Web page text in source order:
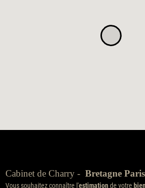
Cabinet de Charry - Bretagne Paris
Vous souhaitez connaître l'estimationde votre